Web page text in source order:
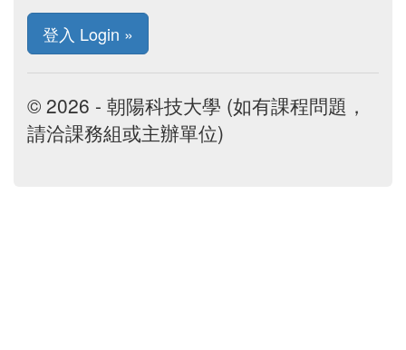
登入 Login »
© 2026 - 朝陽科技大學 (如有課程問題，
請洽課務組或主辦單位)